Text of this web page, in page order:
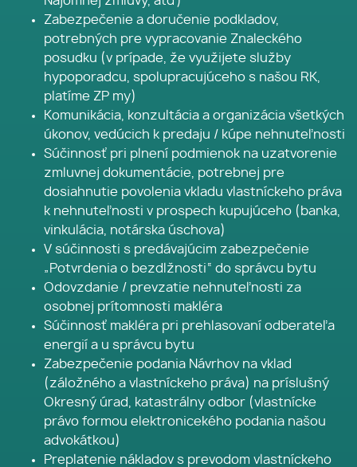
Zabezpečenie a doručenie podkladov,
potrebných pre vypracovanie Znaleckého
posudku (v prípade, že využijete služby
hypoporadcu, spolupracujúceho s našou RK,
platíme ZP my)
Komunikácia, konzultácia a organizácia všetkých
úkonov, vedúcich k predaju / kúpe nehnuteľnosti
Súčinnosť pri plnení podmienok na uzatvorenie
zmluvnej dokumentácie, potrebnej pre
dosiahnutie povolenia vkladu vlastníckeho práva
k nehnuteľnosti v prospech kupujúceho (banka,
vinkulácia, notárska úschova)
V súčinnosti s predávajúcim zabezpečenie
„Potvrdenia o bezdlžnosti“ do správcu bytu
Odovzdanie / prevzatie nehnuteľnosti za
osobnej prítomnosti makléra
Súčinnosť makléra pri prehlasovaní odberateľa
energií a u správcu bytu
Zabezpečenie podania Návrhov na vklad
(záložného a vlastníckeho práva) na príslušný
Okresný úrad, katastrálny odbor (vlastnícke
právo formou elektronicekého podania našou
advokátkou)
Preplatenie nákladov s prevodom vlastníckeho